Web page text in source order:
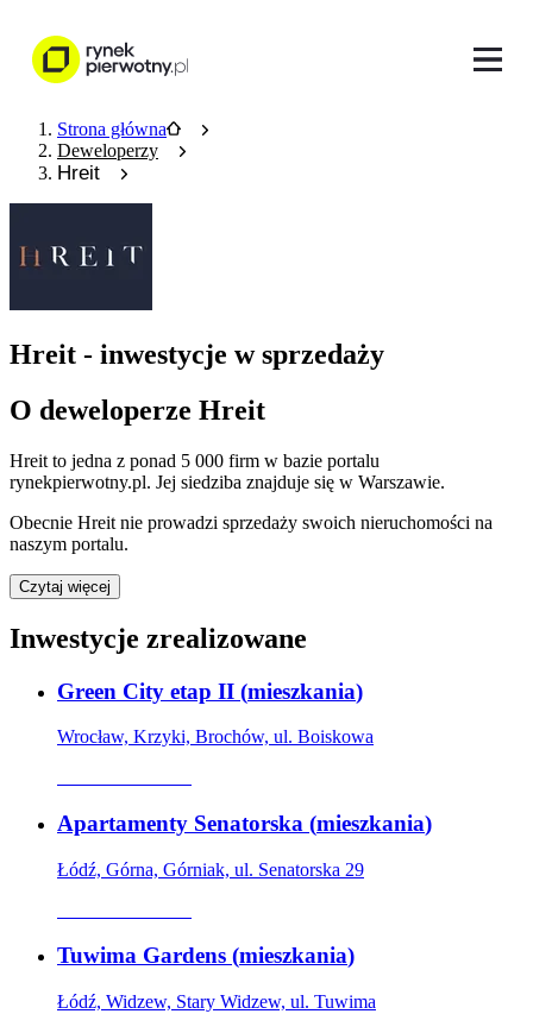
Strona główna
Deweloperzy
Hreit
Hreit - inwestycje w sprzedaży
O deweloperze Hreit
Hreit to jedna z ponad 5 000 firm w bazie portalu
rynekpierwotny.pl. Jej siedziba znajduje się w Warszawie.
Obecnie Hreit nie prowadzi sprzedaży swoich nieruchomości na
naszym portalu.
Czytaj więcej
Inwestycje zrealizowane
Green City etap II (mieszkania)
Wrocław, Krzyki, Brochów, ul. Boiskowa
Apartamenty Senatorska (mieszkania)
Łódź, Górna, Górniak, ul. Senatorska 29
Tuwima Gardens (mieszkania)
Łódź, Widzew, Stary Widzew, ul. Tuwima